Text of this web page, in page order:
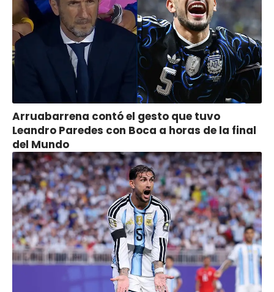
Arruabarrena contó el gesto que tuvo
Leandro Paredes con Boca a horas de la final
del Mundo